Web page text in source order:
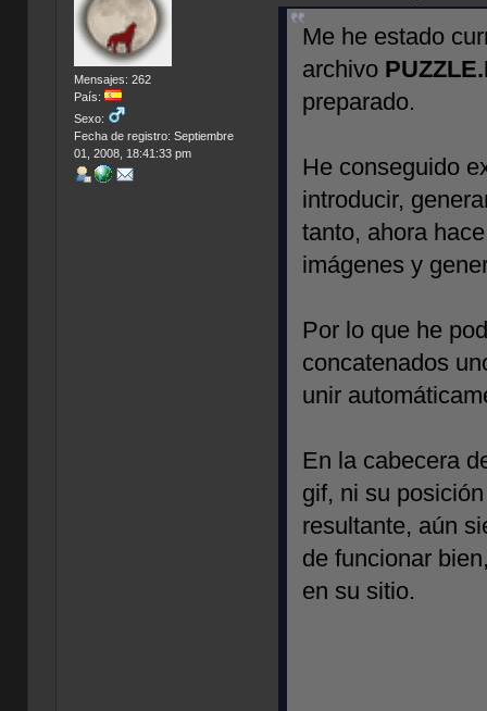
Mensajes: 262
País:
Sexo:
Fecha de registro: Septiembre
01, 2008, 18:41:33 pm
Me he estado
archivo
preparado.
He conseguido
introducir,
tanto, ahora
imágenes y
Por lo que he
concatenados
unir
En la cabecera
gif, ni su
resultante, aún
de funcionar
en su sitio.